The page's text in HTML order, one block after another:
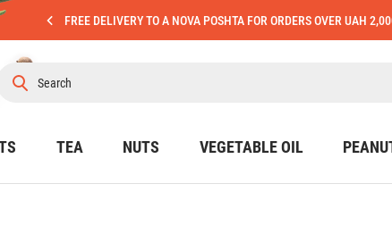
FREE DELIVERY TO A NOVA POSHTA FOR ORDERS OVER UAH
TEA NUTS VEGETABLE OIL